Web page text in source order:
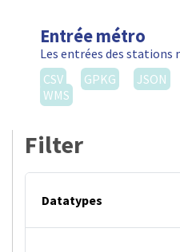
Entrée métro
Les entrées des stations
CSV
GPKG JSON
WMS
Filter
Datatypes